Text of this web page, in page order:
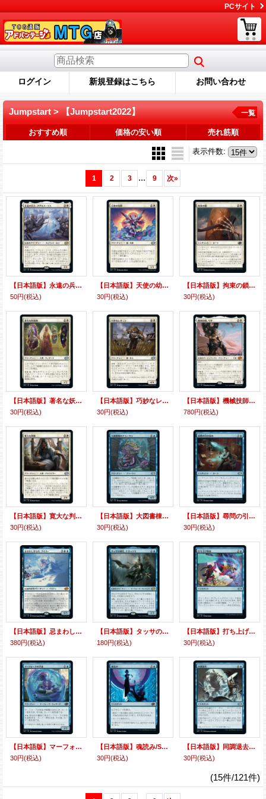
PCサイト
ログイン 新規登録はこちら お問い合わせ
Jumpstart > 【Jumpstart2022】 一覧
おすすめ順 価格の安い順 売れ筋順
表示件数:
1 2 3 ... 9 次»
【日本語版】永遠の兵士、アグルス・コス/Agrus Kos, Eternal Soldier
50円(税込)
【日本語版】天使の幼獣/Angelic Cub
30円(税込)
【日本語版】拘束の鎖/Chains of Custody
30円(税込)
【日本語版】著名な妖術師/Distinguished Conjurer
30円(税込)
【日本語版】巧妙なレオニン/Ingenious Leonin
30円(税込)
【日本語版】機械技師、リタ/Lita, Mechanical Engineer
780円(税込)
【日本語版】寛大な判事/Magnanimous Magistrate
30円(税込)
【日本語版】大図書棟のクラーケン/Biblioplex Kraken
30円(税込)
【日本語版】尋問の引き留め/Hold for Questioning
30円(税込)
【日本語版】忌まわしきもの、アイスー/Isu the Abominable
380円(税込)
【日本語版】タッサの神官、ケネッソス/Kenessos, Priest of Thassa
180円(税込)
【日本語版】打ち上げ事故/Launch Mishap
30円(税込)
【日本語版】マーフォークの学徒/Merfolk Pupil
30円(税込)
【日本語版】魂読み/Soul Read
30円(税込)
【日本語版】同調退去/Synchronized Eviction
30円(税込)
(15件/121件)